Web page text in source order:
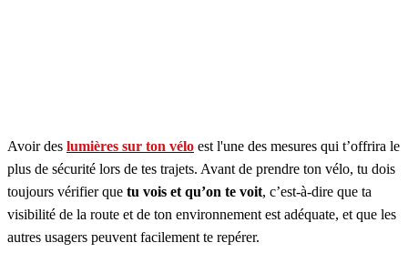
Avoir des lumières sur ton vélo est l'une des mesures qui t’offrira le
plus de sécurité lors de tes trajets. Avant de prendre ton vélo, tu dois
toujours vérifier que tu vois et qu’on te voit, c’est-à-dire que ta
visibilité de la route et de ton environnement est adéquate, et que les
autres usagers peuvent facilement te repérer.